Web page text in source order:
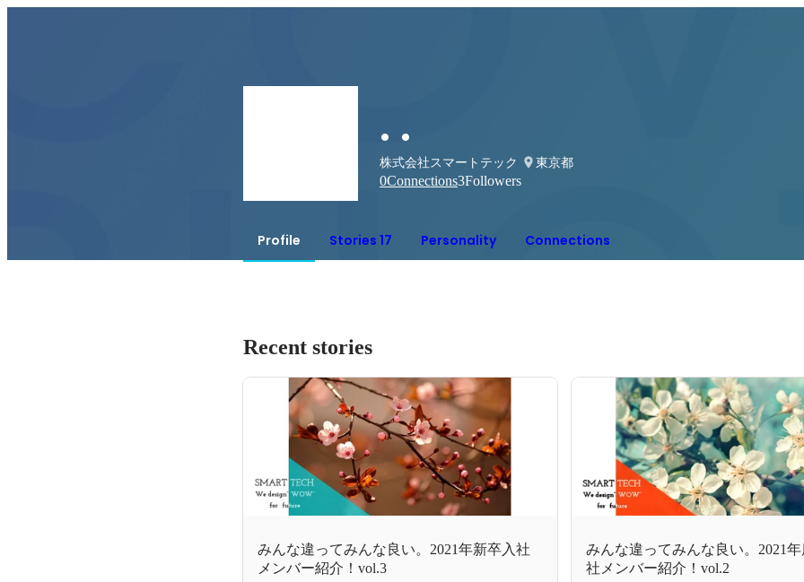
. .
株式会社スマートテック
東京都
0Connections3Followers
Profile Stories 17 Personality Connections
Recent stories
みんな違ってみんな良い。2021年新卒入社
メンバー紹介！vol.3
みんな違ってみんな良い。2021
社メンバー紹介！vol.2